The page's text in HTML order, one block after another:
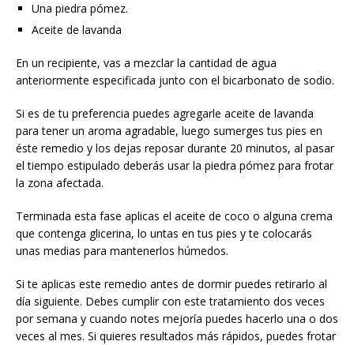
Una piedra pómez.
Aceite de lavanda
En un recipiente, vas a mezclar la cantidad de agua
anteriormente especificada junto con el bicarbonato de sodio.
Si es de tu preferencia puedes agregarle aceite de lavanda
para tener un aroma agradable, luego sumerges tus pies en
éste remedio y los dejas reposar durante 20 minutos, al pasar
el tiempo estipulado deberás usar la piedra pómez para frotar
la zona afectada.
Terminada esta fase aplicas el aceite de coco o alguna crema
que contenga glicerina, lo untas en tus pies y te colocarás
unas medias para mantenerlos húmedos.
Si te aplicas este remedio antes de dormir puedes retirarlo al
día siguiente. Debes cumplir con este tratamiento dos veces
por semana y cuando notes mejoría puedes hacerlo una o dos
veces al mes. Si quieres resultados más rápidos, puedes frotar